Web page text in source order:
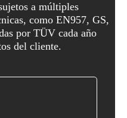
a múltiples
como EN957, GS,
por TÜV cada año
del cliente.